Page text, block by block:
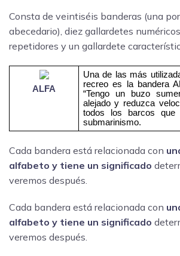
Consta de veintiséis banderas (una
abecedario), diez gallardetes
repetidores y un gallardete
ALFA
Una de las más
recreo es la bandera
“Tengo un buzo
alejado y reduzca
todos los barcos que
submarinismo.
Cada bandera está relacionada con
alfabeto y tiene un significado
veremos después.
Cada bandera está relacionada con
alfabeto y tiene un significado
veremos después.